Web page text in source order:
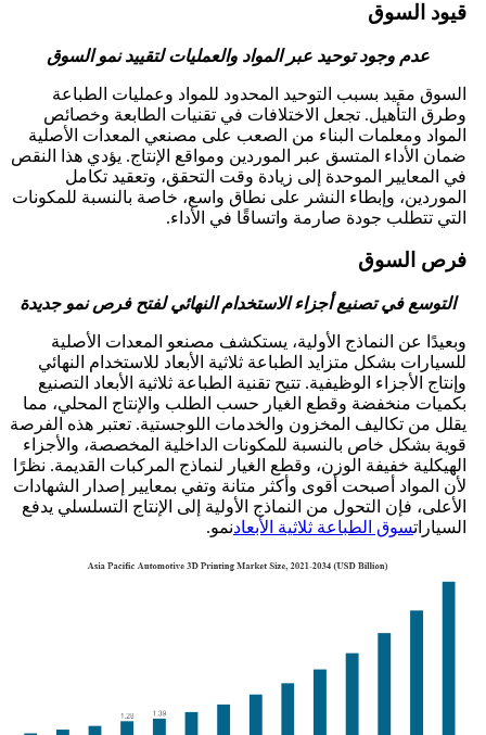
قيود السوق
عدم وجود توحيد عبر المواد والعمليات لتقييد نمو السوق
السوق مقيد بسبب التوحيد المحدود للمواد وعمليات الطباعة
وطرق التأهيل. تجعل الاختلافات في تقنيات الطابعة وخصائص
المواد ومعلمات البناء من الصعب على مصنعي المعدات الأصلية
ضمان الأداء المتسق عبر الموردين ومواقع الإنتاج. يؤدي هذا النقص
في المعايير الموحدة إلى زيادة وقت التحقق، وتعقيد تكامل
الموردين، وإبطاء النشر على نطاق واسع، خاصة بالنسبة للمكونات
التي تتطلب جودة صارمة واتساقًا في الأداء.
فرص السوق
التوسع في تصنيع أجزاء الاستخدام النهائي لفتح فرص نمو جديدة
وبعيدًا عن النماذج الأولية، يستكشف مصنعو المعدات الأصلية
للسيارات بشكل متزايد الطباعة ثلاثية الأبعاد للاستخدام النهائي
وإنتاج الأجزاء الوظيفية. تتيح تقنية الطباعة ثلاثية الأبعاد التصنيع
بكميات منخفضة وقطع الغيار حسب الطلب والإنتاج المحلي، مما
يقلل من تكاليف المخزون والخدمات اللوجستية. تعتبر هذه الفرصة
قوية بشكل خاص بالنسبة للمكونات الداخلية المخصصة، والأجزاء
الهيكلية خفيفة الوزن، وقطع الغيار لنماذج المركبات القديمة. نظرًا
لأن المواد أصبحت أقوى وأكثر متانة وتفي بمعايير إصدار الشهادات
الأعلى، فإن التحول من النماذج الأولية إلى الإنتاج التسلسلي يدفع
السيارات سوق الطباعة ثلاثية الأبعادنمو.